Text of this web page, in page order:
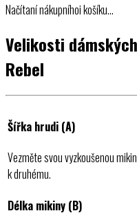
Načítaní nákupníhoi košíku…
Velikosti
Rebel
Šířka hrudi (A)
Vezměte svou vyzkoušenou
k druhému.
Délka mikiny (B)